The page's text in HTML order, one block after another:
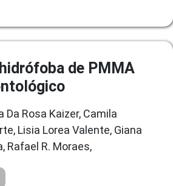
de PMMA
Da Rosa Kaizer, Camila
Lisia Lorea Valente, Giana
Rafael R. Moraes,